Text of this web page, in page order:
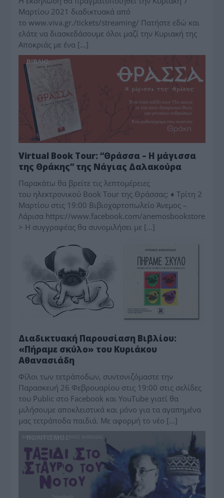
Μαρτίου 2021 διαδικτυακά από
το www.viva.gr./tickets/streaming/ Πατήστε εδώ και
ελάτε να διασκεδάσουμε όλοι μαζί την Κυριακή της
Αποκριάς με ένα […]
BIBΛIO
Virtual Book Tour: “Θράσσα – Η μάγισσα
της Θράκης” της Νάγιας Δαλακούρα
Παρακάτω θα βρείτε τις λεπτομέρειες
του ηλεκτρονικού Book Tour της Θράσσας: ♦ Τρίτη 2
Μαρτίου στις 19:00 Βιβιοχαρτοπωλείο Άνεμος –
Λάρισα https://www.facebook.com/anemosbookstore
> Η συγγραφέας θα συνομιλήσει με […]
Διαδικτυακή Παρουσίαση Βιβλίου:
«Πήραμε σκύλο» του Κυριάκου
Αθανασιάδη
Φίλοι των τετράποδων, συντονιζόμαστε την
Παρασκευή 26 Φεβρουαρίου στις 19:00 στις σελίδες
του Public στο Facebook και YouTube γιατί θα
μιλήσουμε αποκλειστικά και μόνο για τα αγαπημένα
μας τετράποδα παιδιά. Με αφορμή το νέο […]